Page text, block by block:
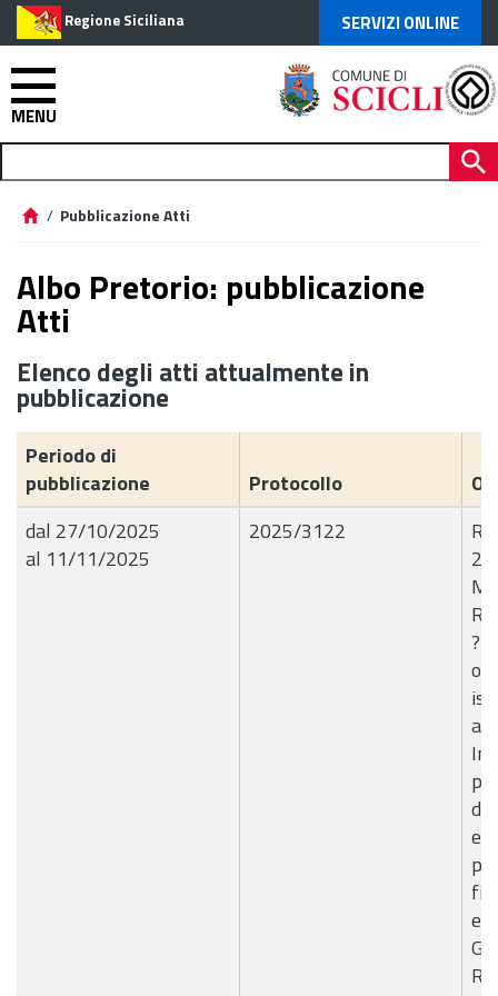
Regione Siciliana SERVIZI ONLINE
MENU
/ Pubblicazione Atti
Albo Pretorio: pubblicazione
Atti
Elenco degli atti attualmente in
pubblicazione
Periodo di
pubblicazione
Protocollo
dal 27/10/2025
al 11/11/2025
2025/3122
?